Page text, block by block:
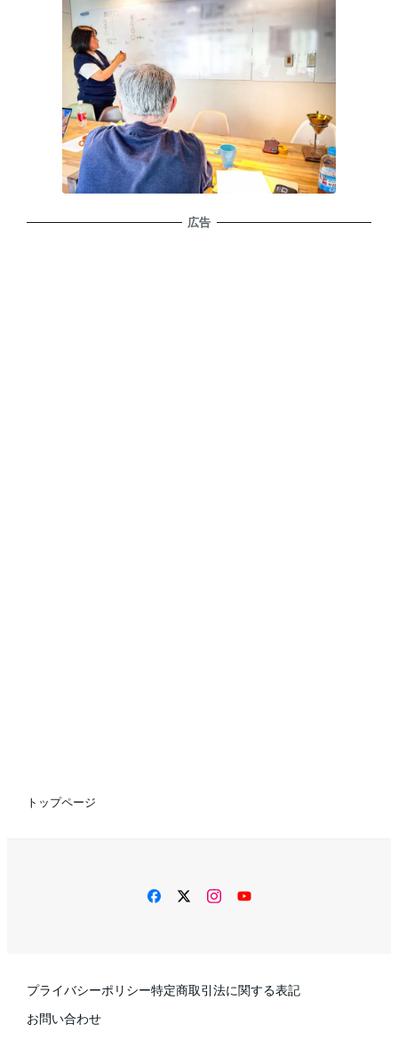
広告
トップページ
facebooktwitterinstagram
YouTube
プライバシーポリシー特定商取引法に関する表記
お問い合わせ